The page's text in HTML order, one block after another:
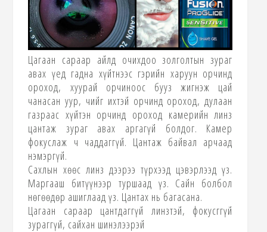
Цагаан сараар айлд очихдоо золголтын зураг
авах үед гадна хүйтнээс гэрийн харуун орчинд
ороход, хуурай орчиноос бууз жигнэж цай
чанасан уур, чийг ихтэй орчинд ороход, дулаан
газраас хүйтэн орчинд ороход камерийн линз
цантаж зураг авах аргагүй болдог. Камер
фокуслаж ч чаддаггүй. Цантаж байвал арчаад
нэмэргүй.
Сахлын хөөс линз дээрээ түрхээд цэвэрлээд үз.
Маргааш битүүнээр туршаад үз. Сайн болбол
нөгөөдөр ашиглаад үз. Цантах нь багасана.
Цагаан сараар цантдаггүй линзтэй, фокусггүй
зураггүй, сайхан шинэлээрэй